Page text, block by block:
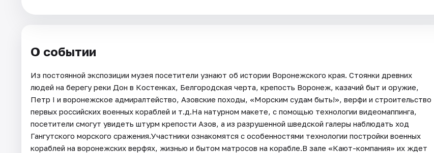
О событии
Из постоянной экспозиции музея посетители узнают об истории Воронежского края. Стоянки древних
людей на берегу реки Дон в Костенках, Белгородская черта, крепость Воронеж, казачий быт и оружие,
Петр I и воронежское адмиралтейство, Азовские походы, «Морским судам быть!», верфи и строительство
первых российских военных кораблей и т.д.На натурном макете, с помощью технологии видеомаппинга,
посетители смогут увидеть штурм крепости Азов, а из разрушенной шведской галеры наблюдать ход
Гангутского морского сражения.Участники ознакомятся с особенностями технологии постройки военных
кораблей на воронежских верфях, жизнью и бытом матросов на корабле.В зале «Кают-компания» их ждет